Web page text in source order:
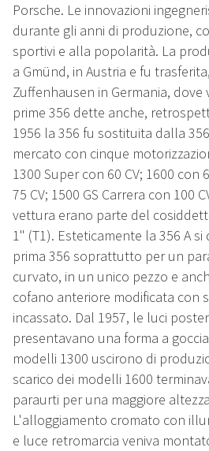
Porsche. Le innovazioni
durante gli anni di produzione,
sportivi e alla popolarità. La
a Gmünd, in Austria e fu
Zuffenhausen in Germania,
prime 356 dette anche,
1956 la 356 fu sostituita dalla
mercato con cinque
1300 Super con 60 CV; 1600 con
75 CV; 1500 GS Carrera con 100
vettura erano parte del
1" (T1). Esteticamente la 356 A
prima 356 soprattutto per un
curvato, in un unico pezzo e
cofano anteriore modificata con
incassato. Dal 1957, le luci
presentavano una forma a
modelli 1300 uscirono di
scarico dei modelli 1600
paraurti per una maggiore
L'alloggiamento cromato con
e luce retromarcia veniva